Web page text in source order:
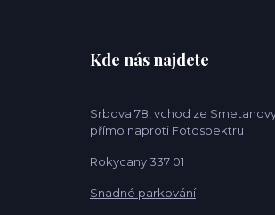
Kde nás najdete
Srbova 78, vchod ze
přímo naproti Fotospektru
Rokycany 337 01
Snadné parkování